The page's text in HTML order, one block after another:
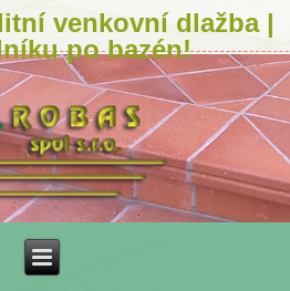
venkovní dlažba |
po bazén!